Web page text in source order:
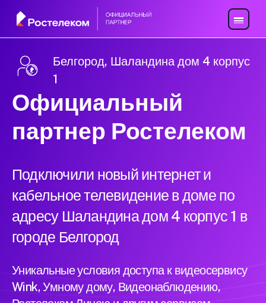
Белгород, Шаландина дом 4 корпус
1
Официальный
партнер Ростелеком
Подключили новый интернет и
кабельное телевидение в доме по
адресу Шаландина дом 4 корпус 1 в
городе Белгород
Уникальные условия доступа к видеосервису
Wink, Умному дому, Видеонаблюдению,